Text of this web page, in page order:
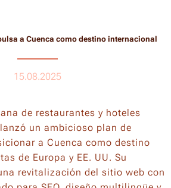
a Cuenca como destino internacional
15.08.2025
de restaurantes y hoteles
lanzó un ambicioso plan de
a Cuenca como destino
de Europa y EE. UU. Su
revitalización del sitio web con